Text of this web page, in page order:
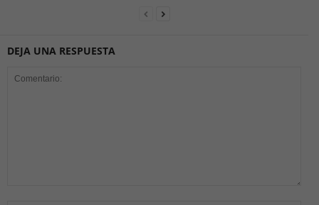
DEJA UNA RESPUESTA